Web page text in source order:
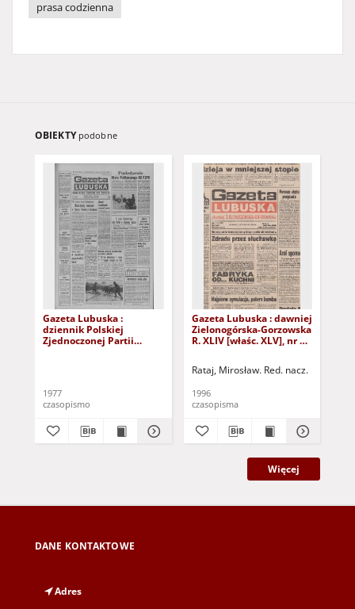
prasa codzienna
OBIEKTY podobne
Gazeta Lubuska :
dziennik Polskiej
Zjednoczonej Partii
1977
czasopismo
Gazeta Lubuska : dawniej
Zielonogórska-Gorzowska
R. XLIV [właśc. XLV], nr 52
Rataj, Mirosław. Red. nacz.
1996
czasopisma
Więcej
DANE KONTAKTOWE
Adres